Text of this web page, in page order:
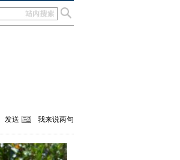
发送 我来说两句